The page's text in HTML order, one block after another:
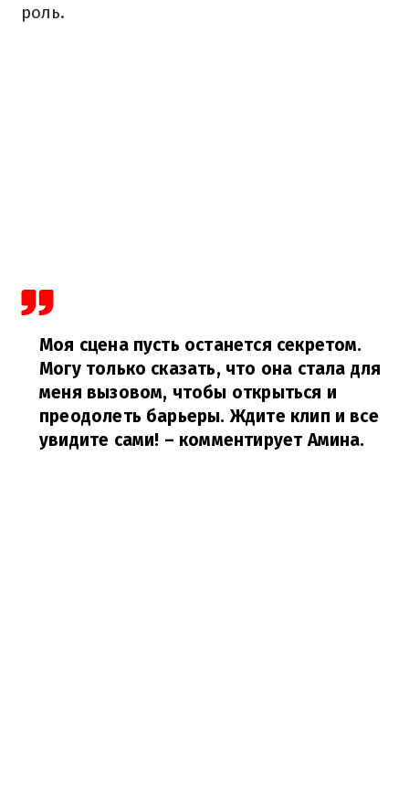
роль.
Моя сцена пусть останется секретом.
Могу только сказать, что она стала для
меня вызовом, чтобы открыться и
преодолеть барьеры. Ждите клип и все
увидите сами! – комментирует Амина.